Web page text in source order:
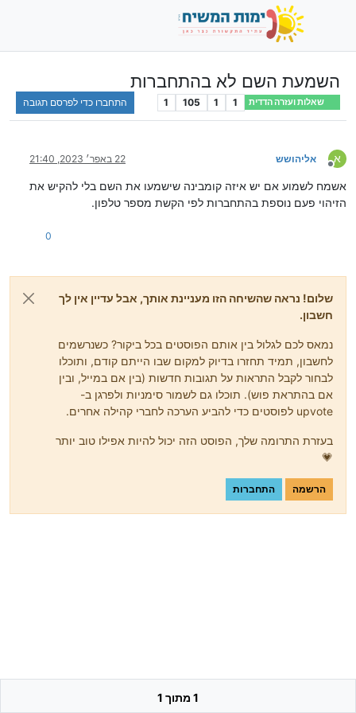
השמעת השם לא בהתחברות
שאלות ועזרה הדדית 1
1
105
1 התחברו כדי לפרסם תגובה
א
מנותק
אליהושש 22 באפר׳ 2023, 21:40
אשמח לשמוע אם יש איזה קומבינה שישמעו את השם בלי להקיש את
הזיהוי פעם נוספת בהתחברות לפי הקשת מספר טלפון.
0
שלום! נראה שהשיחה הזו מעניינת אותך, אבל עדיין אין לך
חשבון.
נמאס לכם לגלול בין אותם הפוסטים בכל ביקור? כשנרשמים
לחשבון, תמיד תחזרו בדיוק למקום שבו הייתם קודם, ותוכלו
לבחור לקבל התראות על תגובות חדשות (בין אם במייל, ובין
אם בהתראת פוש). תוכלו גם לשמור סימניות ולפרגן ב-
upvote לפוסטים כדי להביע הערכה לחברי קהילה אחרים.
בעזרת התרומה שלך, הפוסט הזה יכול להיות אפילו טוב יותר
💗
הרשמה התחברות
1 מתוך 1